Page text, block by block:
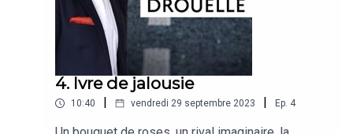
Laboratoire des Mécanismes d’Accidents
(université Gustave Eiffel)
4. Ivre de jalousie
10:40 vendredi 29 septembre 2023 Ep. 4